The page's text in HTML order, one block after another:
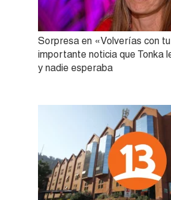
Sorpresa en «Volverías con
importante noticia que Tonka
y nadie esperaba